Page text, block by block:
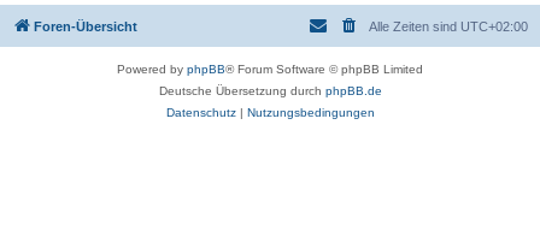
Foren-Übersicht Alle Zeiten sind UTC+02:00
Powered by phpBB® Forum Software © phpBB Limited
Deutsche Übersetzung durch phpBB.de
Datenschutz| Nutzungsbedingungen